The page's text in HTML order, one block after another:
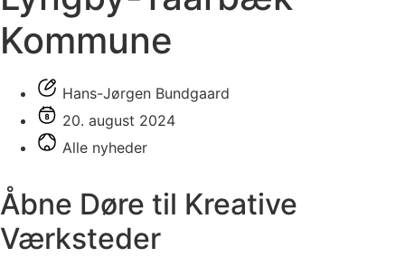
Kommune
Hans-Jørgen Bundgaard
20. august 2024
Alle nyheder
Åbne Døre til Kreative
Værksteder